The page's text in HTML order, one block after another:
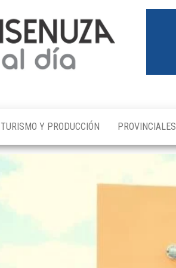
TURISMO Y PRODUCCIÓN PROVINCIALES